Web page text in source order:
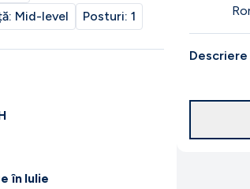
Mid-level Posturi: 1
în Iulie
Descriere